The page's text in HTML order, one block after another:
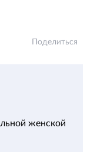
Поделиться
женской